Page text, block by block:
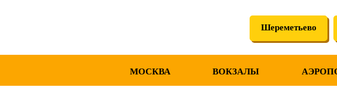
Шереметьево
МОСКВА ВОКЗАЛЫ